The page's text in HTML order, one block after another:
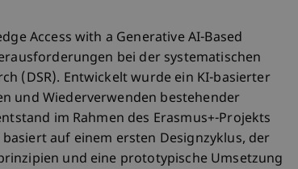
Access with a Generative AI-Based
bei der systematischen
(DSR). Entwickelt wurde ein KI-basierter
und Wiederverwenden bestehender
im Rahmen des Erasmus+-Projekts
auf einem ersten Designzyklus, der
und eine prototypische Umsetzung